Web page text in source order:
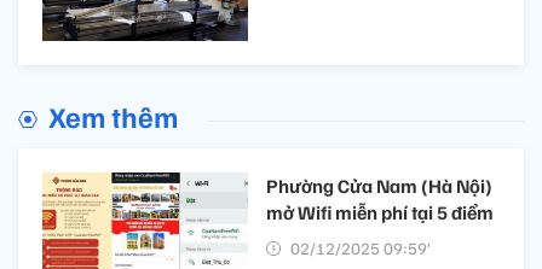
Xem thêm
Phường Cửa Nam (Hà Nội)
mở Wifi miễn phí tại 5 điểm
02/12/2025 09:59’